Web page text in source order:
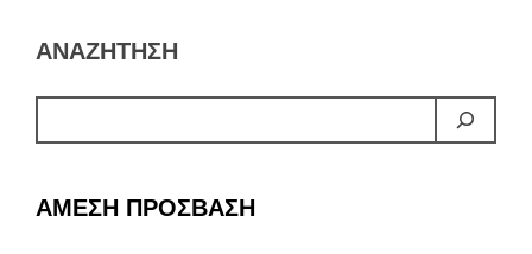
ΑΝΑΖΗΤΗΣΗ
ΑΜΕΣΗ ΠΡΟΣΒΑΣΗ